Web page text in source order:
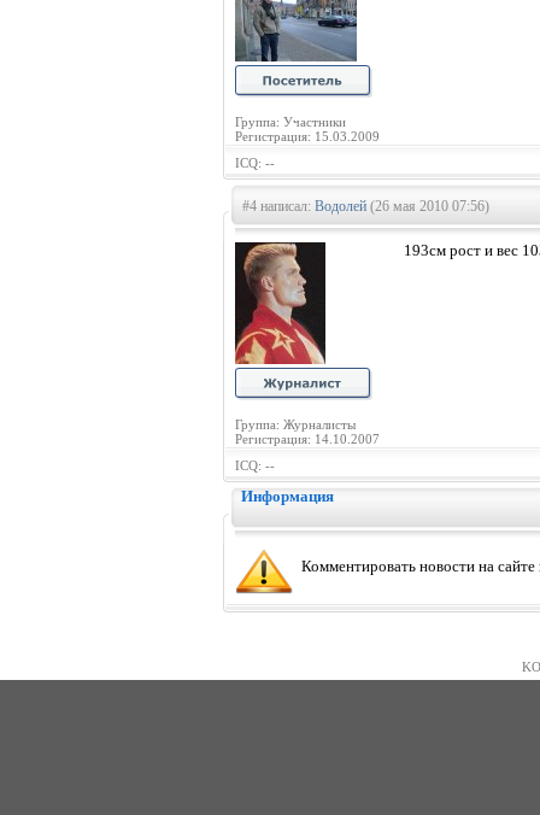
Группа: Участники
Регистрация: 15.03.2009
ICQ: --
#4 написал: Водолей (26 мая 2010 07:56)
Группа: Журналисты
Регистрация: 14.10.2007
193см рост и вес
ICQ: --
Информация
Комментировать новости на